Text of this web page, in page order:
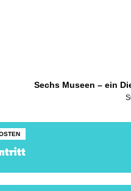
Sechs Museen – ein